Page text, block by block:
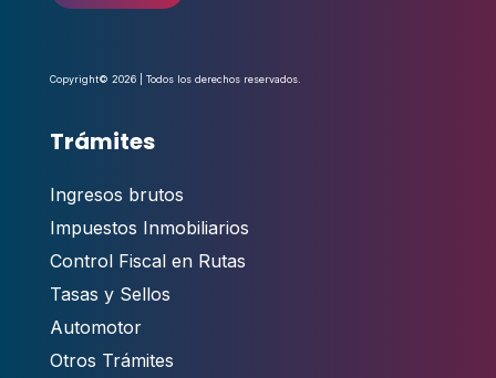
Copyright© 2026 | Todos los derechos reservados.
Trámites
Ingresos brutos
Impuestos Inmobiliarios
Control Fiscal en Rutas
Tasas y Sellos
Automotor
Otros Trámites